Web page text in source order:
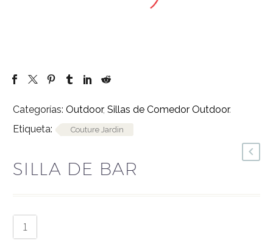
Categorías: Outdoor, Sillas de Comedor Outdoor.
Etiqueta:
Couture Jardin
SILLA DE BAR
Silla
de